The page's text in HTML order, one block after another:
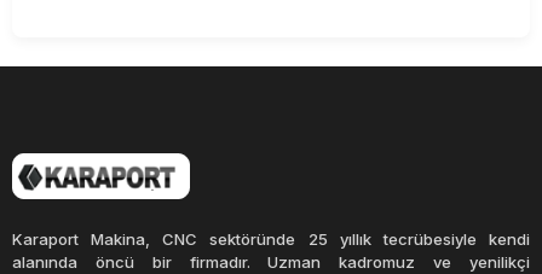
Karaport Makina, CNC sektöründe 25 yıllık tecrübesiyle kendi
alanında öncü bir firmadır. Uzman kadromuz ve yenilikçi